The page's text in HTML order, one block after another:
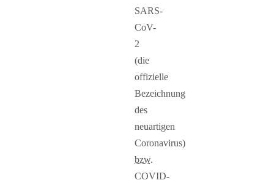
SARS-
CoV-
2
(die
offizielle
Bezeichnung
des
neuartigen
Coronavirus)
bzw.
COVID-